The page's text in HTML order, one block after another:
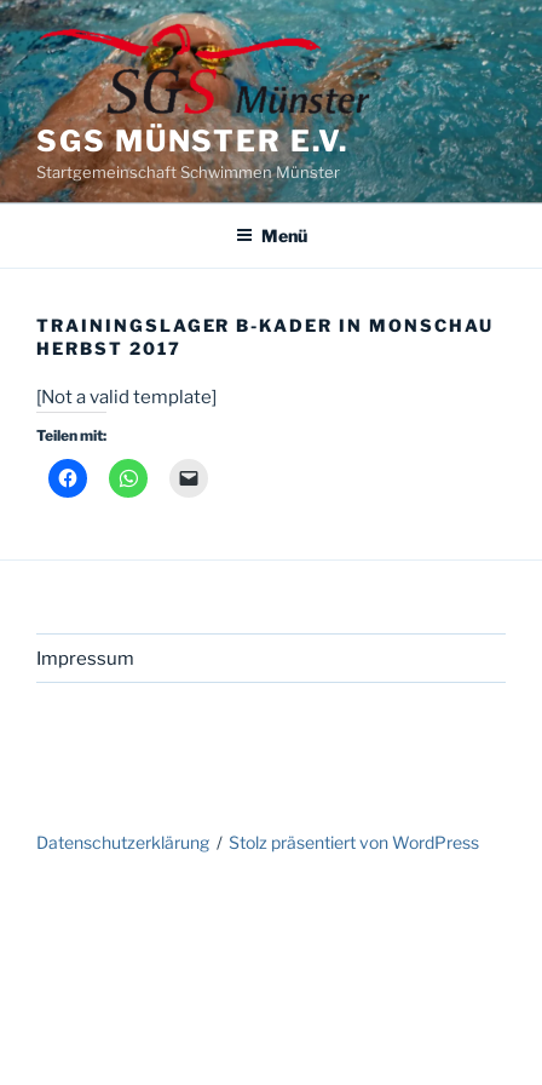
Zum
Inhalt
springen
SGS MÜNSTER E.V.
Startgemeinschaft Schwimmen Münster
Menü
TRAININGSLAGER B-KADER IN MONSCHAU
HERBST 2017
[Not a valid template]
Teilen mit:
Impressum
Datenschutzerklärung Stolz präsentiert von WordPress